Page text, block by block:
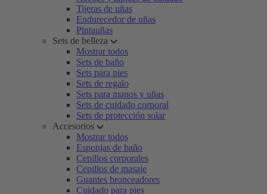
Tijeras de uñas
Endurecedor de uñas
Pintauñas
Sets de belleza
Mostrar todos
Sets de baño
Sets para pies
Sets de regalo
Sets para manos y uñas
Sets de cuidado corporal
Sets de protección solar
Accesorios
Mostrar todos
Esponjas de baño
Cepillos corporales
Cepillos de masaje
Guantes bronceadores
Cuidado para pies